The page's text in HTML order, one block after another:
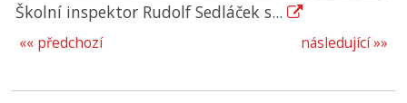
Školní inspektor Rudolf Sedláček s...
následující »»
«« předchozí